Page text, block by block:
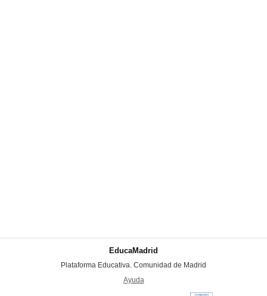
EducaMadrid
Plataforma Educativa. Comunidad de Madrid
Ayuda